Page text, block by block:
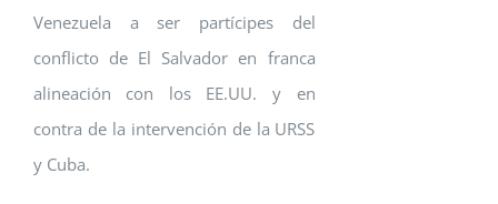
Venezuela a ser partícipes del
conflicto de El Salvador en franca
alineación con los EE.UU. y en
contra de la intervención de la URSS
y Cuba.